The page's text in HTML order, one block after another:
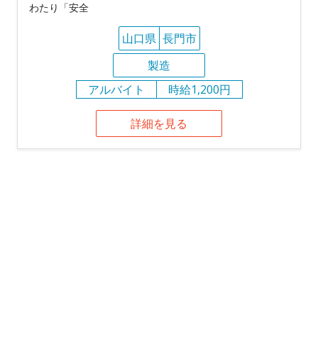
わたり「安全
山口県 長門市
製造
アルバイト
時給1,200円
詳細を見る